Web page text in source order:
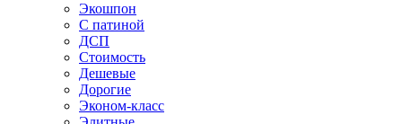
Экошпон
С патиной
ДСП
Стоимость
Дешевые
Дорогие
Эконом-класс